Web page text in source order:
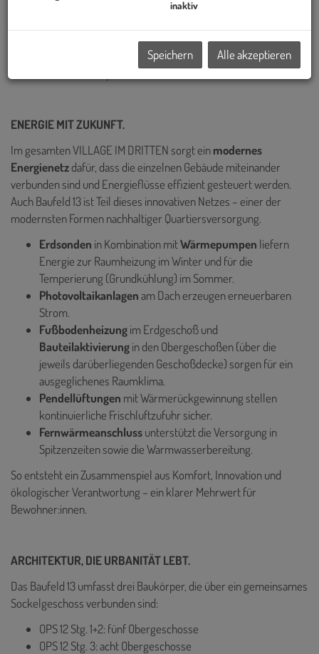
Österreichs und hat bereits einige der prägendsten Bauprojekte
Epstein am Ring sowie die markanten TrIIIple Tower am
Donaukanal. Auch das VILLAGE IM DRITTEN reiht sich in diese
Reihe innovativer Projekte ein.
ENERGIE MIT ZUKUNFT.
Im gesamten VILLAGE IM DRITTEN sorgt einmodernes
Energienetzdafür, dass die einzelnen Gebäude miteinander
verbunden sind und Energieflüsse effizient gesteuert werden.
Auch Baufeld 13 ist Teil dieses innovativen Netzes – einer der
modernsten Formen nachhaltiger Quartiersversorgung.
Erdsonden in Kombination mitWärmepumpen liefern
Energie zurRaumheizung im Winter und für die
Temperierung (Grundkühlung) im Sommer.
Photovoltaikanlagenam Dach erzeugen erneuerbaren
Strom.
Fußbodenheizungim Erdgeschoß und
Bauteilaktivierungin den Obergeschoßen (über die
jeweils darüberliegenden Geschoßdecke) sorgen für ein
ausgeglichenes Raumklima.
Pendellüftungen mit Wärmerückgewinnung stellen
kontinuierliche Frischluftzufuhr sicher.
Fernwärmeanschlussunterstützt die Versorgung in
Spitzenzeiten sowie die Warmwasserbereitung.
So entsteht ein Zusammenspiel aus Komfort, Innovation und
ökologischer Verantwortung – ein klarer Mehrwert für
Bewohner:innen.
ARCHITEKTUR, DIE URBANITÄT LEBT.
Das Baufeld 13 umfasst drei Baukörper, die über ein gemeinsames
Sockelgeschoss verbunden sind:
OPS 12 Stg. 1+2: fünf Obergeschosse
OPS 12 Stg. 3: acht Obergeschosse
inaktiv
Speichern Alle akzeptieren